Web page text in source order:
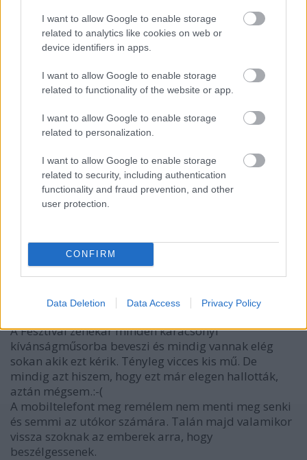
I want to allow Google to enable storage
related to analytics like cookies on web or
device identifiers in apps.
I want to allow Google to enable storage
related to functionality of the website or app.
I want to allow Google to enable storage
related to personalization.
I want to allow Google to enable storage
related to security, including authentication
functionality and fraud prevention, and other
user protection.
CONFIRM
Data Deletion Data Access Privacy Policy
Szólj hozzá!
A hozzászóláshoz be kell lépned!
VAGY
3 éve
A Fesztivál zenekar minden karácsonyi
kívánságműsorba beveszi és mindig vannak elég
sokan akik ezt kérik. Tényleg vicces kis mű. De
mindig azt hiszem, hogy ezt már elegen hallották,
aztán mégsem.:-(
A mobiltelefont meg remélem nem menti meg senki
és semmi az utókor számára. Talán majd valamikor
vissza szoknak az emberek arra, hogy
beszélgessenek.